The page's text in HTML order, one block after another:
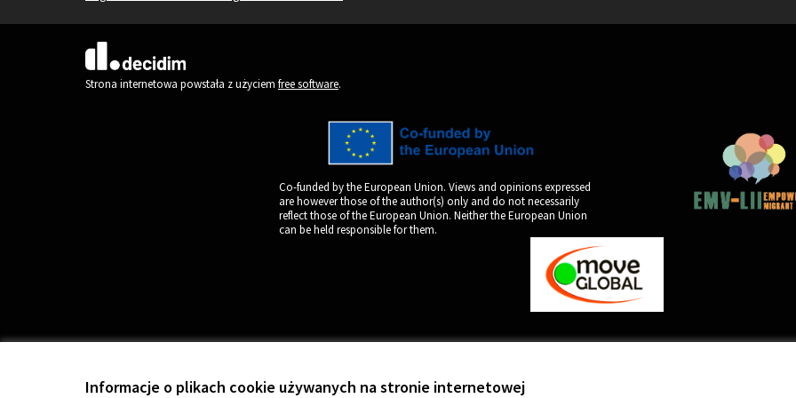
Informacje o plikach cookie używanych na stronie internetowej
(Link zewnętrzny)
Strona internetowa powstała z użyciem free software.
Co-funded by the European Union. Views and opinions expressed
are however those of the author(s) only and do not necessarily
reflect those of the European Union. Neither the European Union
can be held responsible for them.